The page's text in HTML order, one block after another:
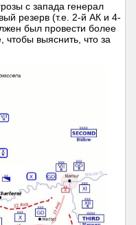
с запада генерал
резерв (т.е. 2-й АК и 4-
был провести более
чтобы выяснить, что за